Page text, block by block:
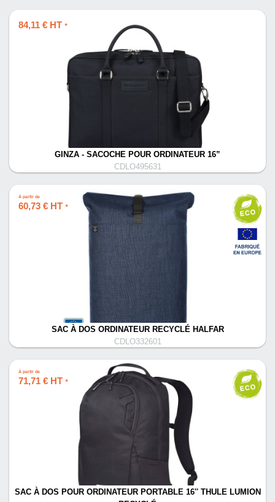
84,11 € HT *
GINZA - SACOCHE POUR ORDINATEUR 16”
CDLO495631
À partir de
60,73 € HT *
SAC À DOS ORDINATEUR RECYCLÉ HALFAR
CDLO332601
À partir de
71,71 € HT *
SAC À DOS POUR ORDINATEUR PORTABLE 16'' THULE LUMION